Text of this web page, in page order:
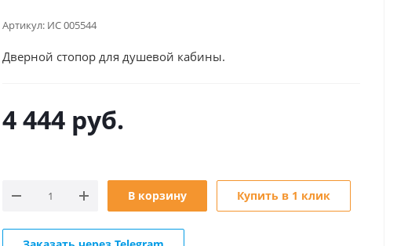
Артикул: ИС 005544
Дверной стопор для душевой кабины.
4 444 руб.
В корзину Купить в 1 клик